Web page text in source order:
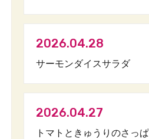
2026.04.28
サーモンダイスサラダ
2026.04.27
トマトときゅうりのさっ